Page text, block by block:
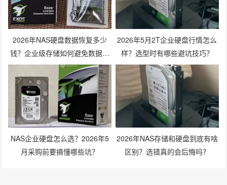
2026年NAS硬盘数据恢复多少
钱？企业级存储如何避免数据丢
失风险？
2026年5月2T企业硬盘行情怎么
样？选型时有哪些避坑技巧？
NAS企业硬盘怎么选？2026年5
月采购前要搞懂哪些坑？
2026年NAS存储和硬盘到底有啥
区别？选错真的会后悔吗？